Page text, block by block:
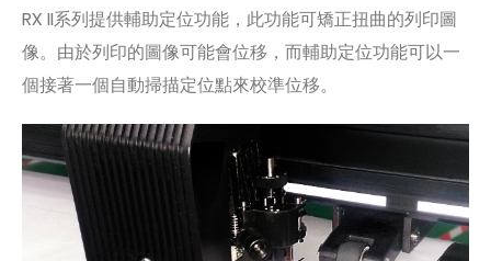
RX II系列提供輔助定位功能，此功能可矯正扭曲的列印圖
像。由於列印的圖像可能會位移，而輔助定位功能可以一
個接著一個自動掃描定位點來校準位移。